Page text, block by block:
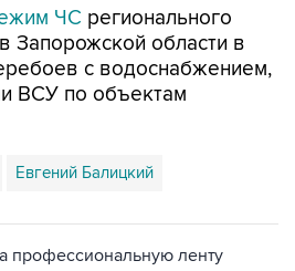
ЧС регионального
Запорожской области в
с водоснабжением,
ВСУ по объектам
Евгений Балицкий
профессиональную ленту